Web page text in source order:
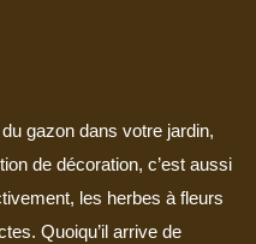
gazon dans votre jardin,
de décoration, c’est aussi
les herbes à fleurs
Quoiqu’il arrive de